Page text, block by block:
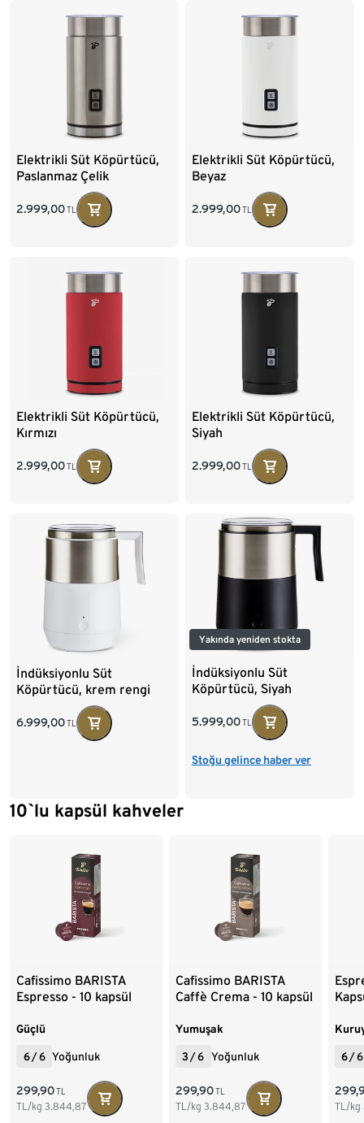
Elektrikli Süt Köpürtücü,
Paslanmaz Çelik
2.999,00TL
Elektrikli Süt Köpürtücü,
Beyaz
2.999,00TL
Elektrikli Süt Köpürtücü,
Kırmızı
2.999,00TL
Elektrikli Süt Köpürtücü,
Siyah
2.999,00TL
İndüksiyonlu Süt
Köpürtücü, krem rengi
6.999,00TL
Yakında yeniden stokta
İndüksiyonlu Süt
Köpürtücü, Siyah
5.999,00TL
Stoğu gelince haber ver
10`lu kapsül kahveler
Cafissimo BARISTA
Espresso - 10 kapsül
Güçlü
6 /6 Yoğunluk
299,90TL
TL/kg 3.844,87
Cafissimo BARISTA
Caffè Crema - 10 kapsül
Yumuşak
3 /6 Yoğunluk
299,90TL
TL/kg 3.844,87
6/6
TL/kg
Liste sonu